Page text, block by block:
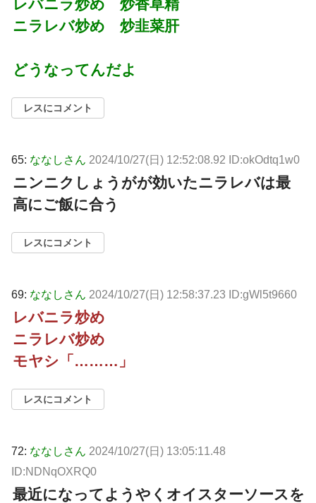
レバニラ炒め 炒香草精
ニラレバ炒め 炒韭菜肝
どうなってんだよ
レスにコメント
65: ななしさん 2024/10/27(日) 12:52:08.92 ID:okOdtq1w0
ニンニクしょうがが効いたニラレバは最
高にご飯に合う
レスにコメント
69: ななしさん 2024/10/27(日) 12:58:37.23 ID:gWl5t9660
レバニラ炒め
ニラレバ炒め
モヤシ「………」
レスにコメント
72: ななしさん 2024/10/27(日) 13:05:11.48
ID:NDNqOXRQ0
最近になってようやくオイスターソースを